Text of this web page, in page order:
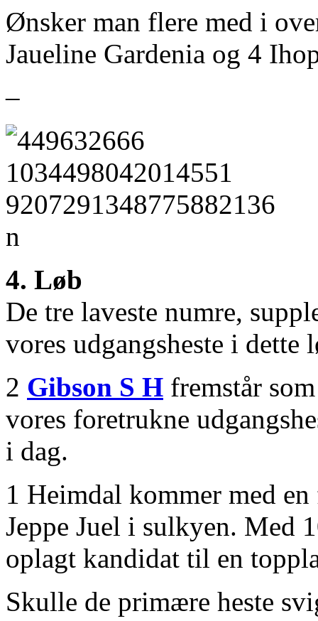
Ønsker man flere med i
Jaueline Gardenia og 4
–
4. Løb
De tre laveste numre,
vores udgangsheste i dette
2 Gibson S H fremstår
vores foretrukne
i dag.
1 Heimdal kommer med
Jeppe Juel i sulkyen. Med
oplagt kandidat til en
Skulle de primære heste